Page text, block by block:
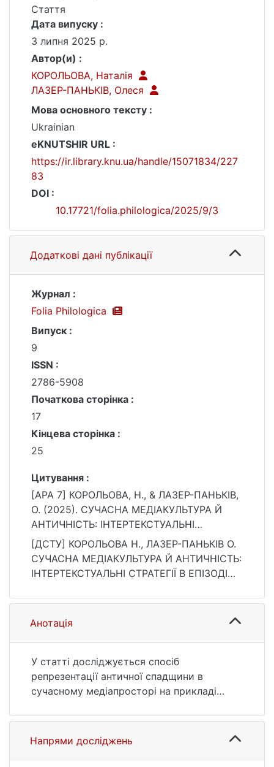
Стаття
Дата випуску :
3 липня 2025 р.
Автор(и) :
КОРОЛЬОВА, Наталія
ЛАЗЕР-ПАНЬКІВ, Олеся
Мова основного тексту :
Ukrainian
eKNUTSHIR URL :
https://ir.library.knu.ua/handle/15071834/227
83
DOI :
10.17721/folia.philologica/2025/9/3
Додаткові дані публікації
Журнал :
Folia Philologica
Випуск :
9
ISSN :
2786-5908
Початкова сторінка :
17
Кінцева сторінка :
25
Цитування :
[APA 7] КОРОЛЬОВА, Н., & ЛАЗЕР-ПАНЬКІВ,
О. (2025). СУЧАСНА МЕДІАКУЛЬТУРА Й
АНТИЧНІСТЬ: ІНТЕРТЕКСТУАЛЬНІ
СТРАТЕГІЇ В ЕПІЗОДІ «Я, КАРАМБІЙ»
АНІМАЦІЙНОГО СЕРІАЛУ «СІМПСОНИ».
Folia Philologica, (9), 17–25.
5/9/3
[ДСТУ] КОРОЛЬОВА Н., ЛАЗЕР-ПАНЬКІВ О.
СУЧАСНА МЕДІАКУЛЬТУРА Й АНТИЧНІСТЬ:
ІНТЕРТЕКСТУАЛЬНІ СТРАТЕГІЇ В ЕПІЗОДІ
«СІМПСОНИ». Folia Philologica. 2025. № 9.
С. 17—25. DOI:
10.17721/folia.philologica/2025/9/3 (дата
Анотація
У статті досліджується спосіб
репрезентації античної спадщини в
сучасному медіапросторі на прикладі
«Сімпсони»). Особлива увага приділяється
аналізу історичних алюзій і мовних
стратегій, які використовуються для
Напрями досліджень